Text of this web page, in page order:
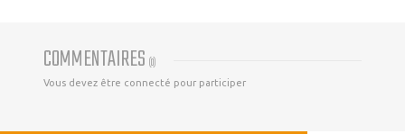
COMMENTAIRES (0)
Vous devez être connecté pour participer